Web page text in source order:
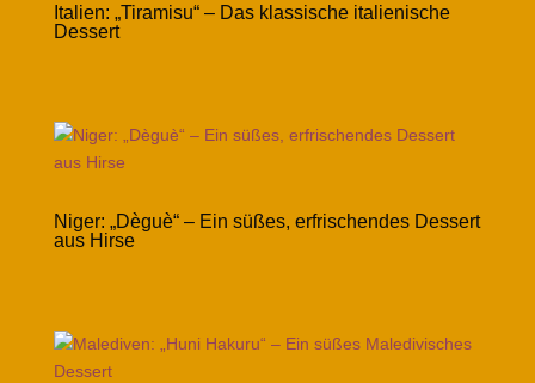
Italien: „Tiramisu“ – Das klassische italienische
Dessert
Niger: „Dèguè“ – Ein süßes, erfrischendes Dessert
aus Hirse